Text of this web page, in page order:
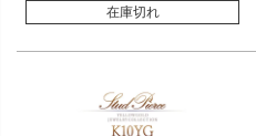
在庫切れ